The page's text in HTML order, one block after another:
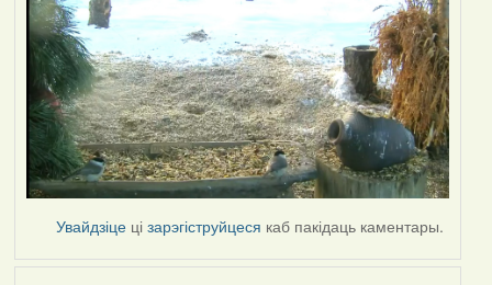
Увайдзіце цізарэгіструйцеся каб пакідаць каментары.